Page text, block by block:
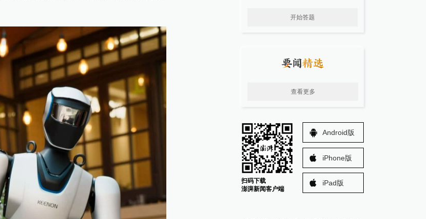
开始答题
查看更多
扫码下载
澎湃新闻客户端
Android版
iPhone版
iPad版